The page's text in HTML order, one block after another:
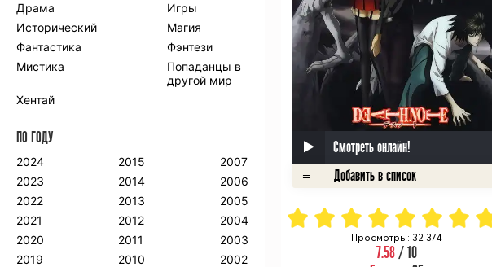
Смотреть онлайн!
Просмотры: 32 374
7.58/ 10
Драма
Игры
Исторический
Магия
Фантастика
Фэнтези
Мистика
Попаданцы в
другой мир
Хентай
ПО ГОДУ
2024
2023
2022
2021
2020
2019
2015
2014
2013
2012
2011
2010
2007
2006
2005
2004
2003
2002